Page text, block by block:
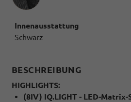
Innenausstattung
Schwarz
BESCHREIBUNG
HIGHLIGHTS:
(8IV) IQ.LIGHT - LED-